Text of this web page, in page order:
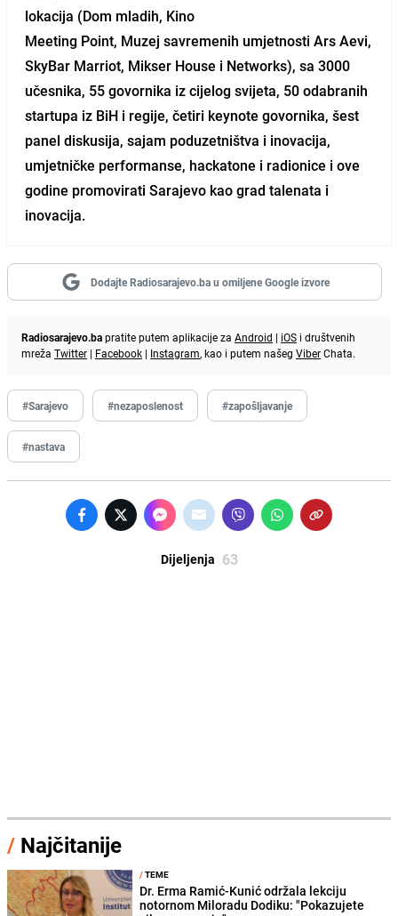
lokacija (Dom mladih, Kino
Meeting Point, Muzej savremenih umjetnosti Ars Aevi,
SkyBar Marriot, Mikser House i Networks), sa 3000
učesnika, 55 govornika iz cijelog svijeta, 50 odabranih
startupa iz BiH i regije, četiri keynote govornika, šest
panel diskusija, sajam poduzetništva i inovacija,
umjetničke performanse, hackatone i radionice i ove
godine promovirati Sarajevo kao grad talenata i
inovacija.
Dodajte Radiosarajevo.ba u omiljene Google izvore
Radiosarajevo.bapratite putem aplikacije za Android | iOS i društvenih
mreža Twitter | Facebook | Instagram, kao i putem našeg ViberChata.
#Sarajevo #nezaposlenost #zapošljavanje
#nastava
Dijeljenja 63
/ Najčitanije
/TEME
Dr. Erma Ramić-Kunić održala lekciju
notornom Miloradu Dodiku: "Pokazujete